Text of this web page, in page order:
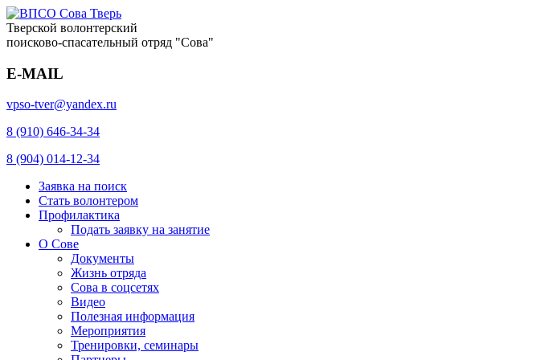
Тверской волонтерский
поисково-спасательный отряд "Сова"
E-MAIL
vpso-tver@yandex.ru
8 (910) 646-34-34
8 (904) 014-12-34
Заявка на поиск
Стать волонтером
Профилактика
Подать заявку на занятие
О Сове
Документы
Жизнь отряда
Сова в соцсетях
Видео
Полезная информация
Мероприятия
Тренировки, семинары